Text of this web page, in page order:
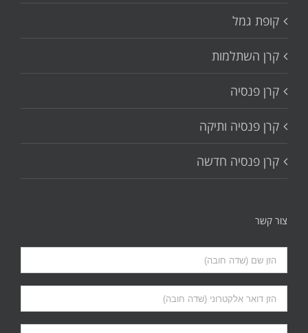
קופת גמל
קרן השתלמות
קרן פנסיה
קרן פנסיה ותיקה
קרן פנסיה חדשה
צור קשר